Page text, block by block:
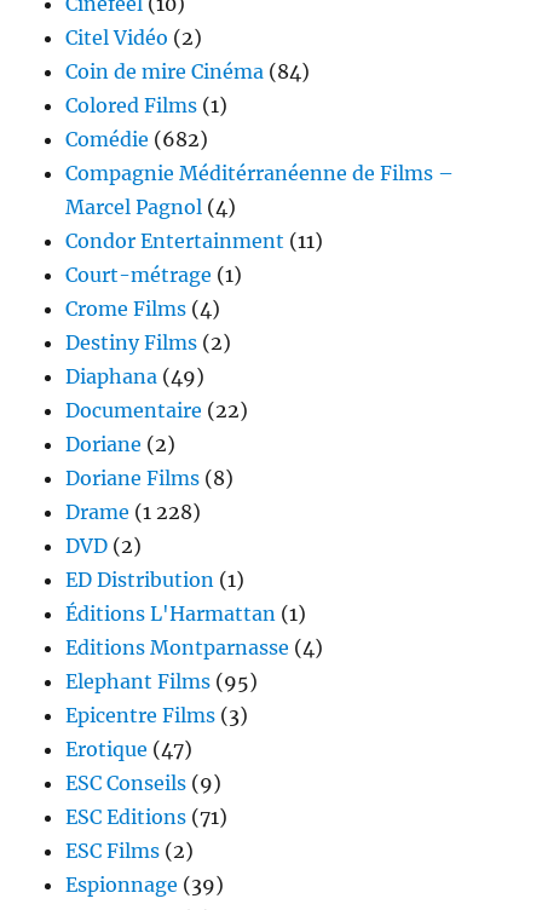
Citel Vidéo (2)
Coin de mire Cinéma (84)
Colored Films (1)
Comédie (682)
Compagnie Méditérranéenne de Films –
Marcel Pagnol (4)
Condor Entertainment (11)
Court-métrage (1)
Crome Films (4)
Destiny Films (2)
Diaphana (49)
Documentaire (22)
Doriane (2)
Doriane Films (8)
Drame (1 228)
DVD (2)
ED Distribution (1)
Éditions L'Harmattan (1)
Editions Montparnasse (4)
Elephant Films (95)
Epicentre Films (3)
Erotique (47)
ESC Conseils (9)
ESC Editions (71)
ESC Films (2)
Espionnage (39)